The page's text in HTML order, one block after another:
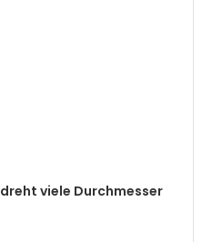
viele Durchmesser